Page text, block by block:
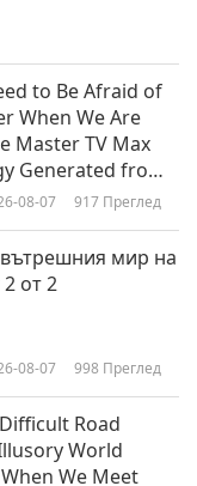
да следвате
на мир, част 1
Украйна
мира
to Be Afraid of
When We Are
Master TV Max
Generated from
than Any
08-07 917 Преглед
мир на
от 2
08-07 998 Преглед
Road
World
We Meet